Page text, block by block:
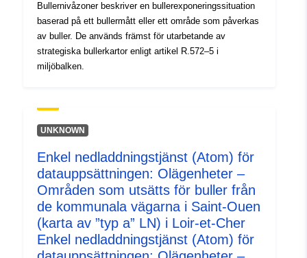
Bullernivåzoner beskriver en bullerexponeringssituation
baserad på ett bullermått eller ett område som påverkas
av buller. De används främst för utarbetande av
strategiska bullerkartor enligt artikel R.572–5 i
miljöbalken.
UNKNOWN
Enkel nedladdningstjänst (Atom) för
datauppsättningen: Olägenheter –
Områden som utsätts för buller från
de kommunala vägarna i Saint-Ouen
(karta av ”typ a” LN) i Loir-et-Cher
Enkel nedladdningstjänst (Atom) för